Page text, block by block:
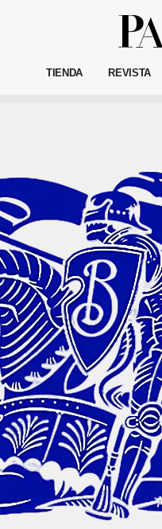
TIENDA REVISTA